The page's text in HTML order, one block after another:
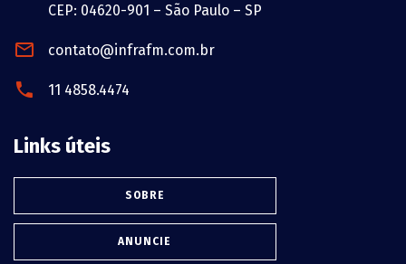
CEP: 04620-901 – São Paulo – SP
contato@infrafm.com.br
11 4858.4474
Links úteis
SOBRE
ANUNCIE